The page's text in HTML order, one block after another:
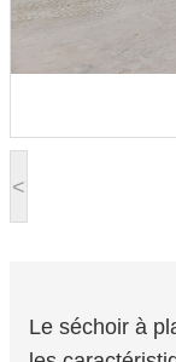
<
Le séchoir à